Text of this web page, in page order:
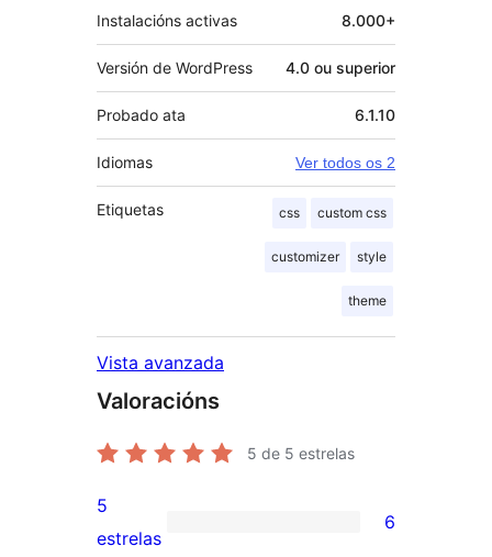
Instalacións activas 8.000+
Versión de WordPress 4.0 ou superior
Probado ata 6.1.10
Idiomas Ver todos os 2
Etiquetas css custom css
customizer style
theme
Vista avanzada
Valoracións
5 de 5 estrelas
6
5
estrelas
6